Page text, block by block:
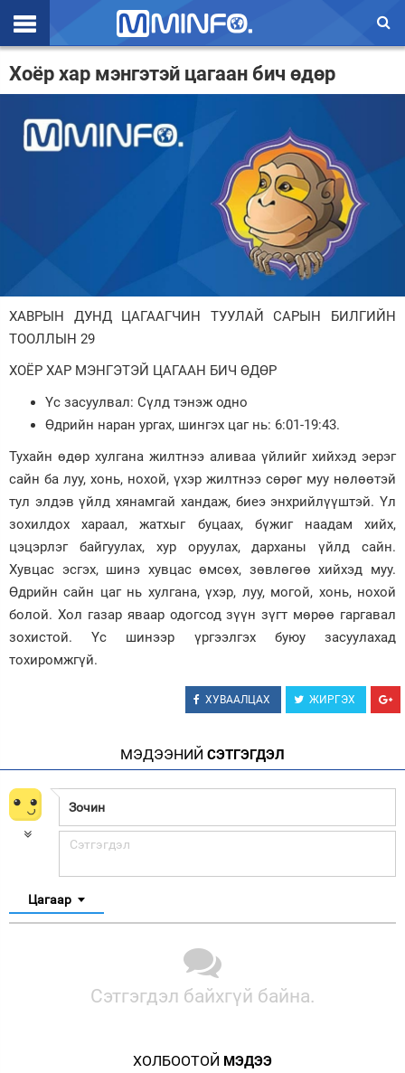
Эхлэл
Валют ханш
Нийгэм
Дэлхий
Энтертайнмэнт
Зурхай
Хоёр хар мэнгэтэй цагаан бич өдөр
ХАВРЫН ДУНД ЦАГААГЧИН ТУУЛАЙ САРЫН БИЛГИЙН
ТООЛЛЫН 29
ХОЁР ХАР МЭНГЭТЭЙ ЦАГААН БИЧ ӨДӨР
Үс засуулвал: Сүлд тэнэж одно
Өдрийн наран ургах, шингэх цаг нь: 6:01-19:43.
Тухайн өдөр хулгана жилтнээ аливаа үйлийг хийхэд эерэг
сайн ба луу, хонь, нохой, үхэр жилтнээ сөрөг муу нөлөөтэй
тул элдэв үйлд хянамгай хандаж, биеэ энхрийлүүштэй. Үл
зохилдох хараал, жатхыг буцаах, бүжиг наадам хийх,
цэцэрлэг байгуулах, хур оруулах, дарханы үйлд сайн.
Хувцас эсгэх, шинэ хувцас өмсөх, зөвлөгөө хийхэд муу.
Өдрийн сайн цаг нь хулгана, үхэр, луу, могой, хонь, нохой
болой. Хол газар яваар одогсод зүүн зүгт мөрөө гаргавал
зохистой. Үс шинээр үргээлгэх буюу засуулахад
тохиромжгүй.
ХУВААЛЦАХ ЖИРГЭХ
МЭДЭЭНИЙ СЭТГЭГДЭЛ
Цагаар
Сэтгэгдэл байхгүй байна.
ХОЛБООТОЙ МЭДЭЭ